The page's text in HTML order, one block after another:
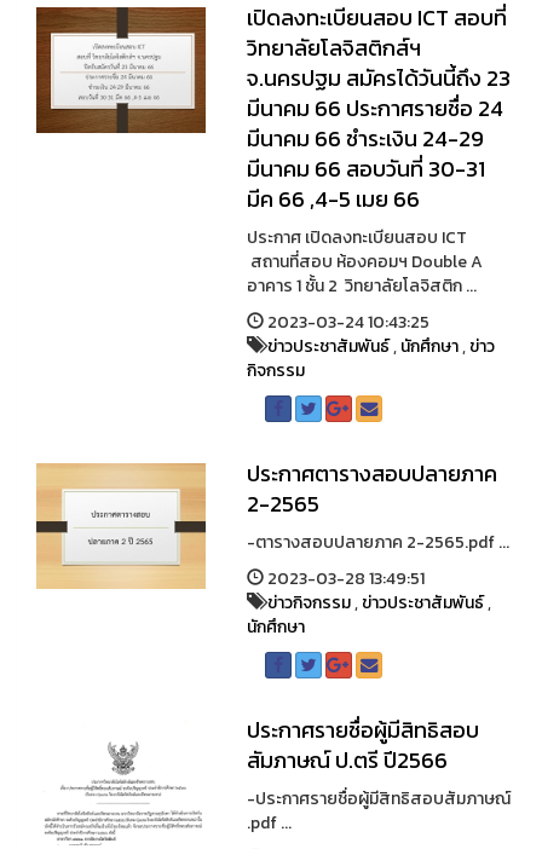
เปิดลงทะเบียนสอบ ICT สอบที่
วิทยาลัยโลจิสติกส์ฯ
จ.นครปฐม สมัครได้วันนี้ถึง 23
มีนาคม 66 ประกาศรายชื่อ 24
มีนาคม 66 ชำระเงิน 24-29
มีนาคม 66 สอบวันที่ 30-31
มีค 66 ,4-5 เมย 66
ประกาศ เปิดลงทะเบียนสอบ ICT
สถานที่สอบ ห้องคอมฯ Double A
อาคาร 1 ชั้น 2 วิทยาลัยโลจิสติก ...
2023-03-24 10:43:25
ข่าวประชาสัมพันธ์,นักศึกษา,ข่าว
กิจกรรม
ประกาศตารางสอบปลายภาค
2-2565
-ตารางสอบปลายภาค 2-2565.pdf ...
2023-03-28 13:49:51
ข่าวกิจกรรม,ข่าวประชาสัมพันธ์,
นักศึกษา
ประกาศรายชื่อผู้มีสิทธิสอบ
สัมภาษณ์ ป.ตรี ปี2566
-ประกาศรายชื่อผู้มีสิทธิสอบสัมภาษณ์
.pdf ...